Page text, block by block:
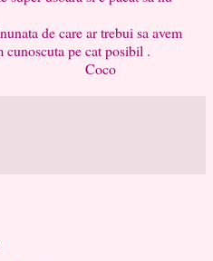
care ar trebui sa avem
pe cat posibil .